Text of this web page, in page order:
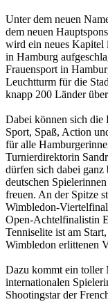
Unter dem neuen
dem neuen
wird ein neues Kapitel
in Hamburg
Frauensport in
Leuchtturm für die
knapp 200 Länder
Dabei können sich die
Sport, Spaß, Action
für alle
Turnierdirektorin
dürfen sich dabei ganz
deutschen
freuen. An der Spitze
Wimbledon-
Open-Achtelfinalistin
Tenniselite ist am
Wimbledon erlittenen
Dazu kommt ein toller
internationalen
Shootingstar der